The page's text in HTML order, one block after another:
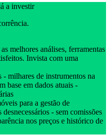
a investir
melhores análises, ferramentas
Invista com uma
- milhares de instrumentos na
base em dados atuais -
para a gestão de
- sem comissões
nos preços e histórico de